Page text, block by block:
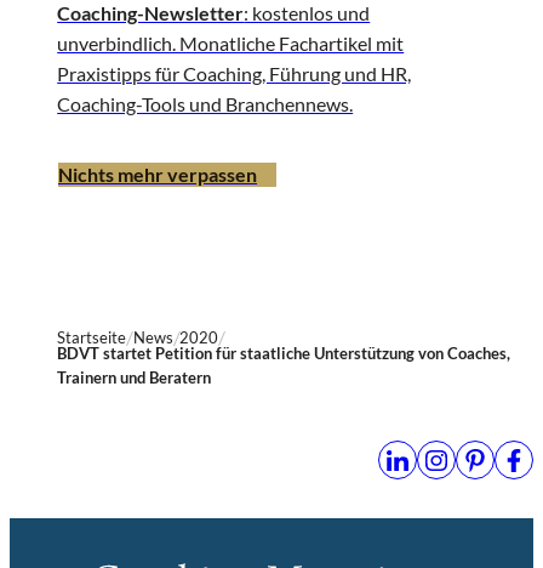
Coaching-Newsletter: kostenlos und
unverbindlich. Monatliche Fachartikel mit
Praxistipps für Coaching, Führung und HR,
Coaching-Tools und Branchennews.
Nichts mehr verpassen
Startseite News 2020
BDVT startet Petition für staatliche Unterstützung von Coaches,
Trainern und Beratern